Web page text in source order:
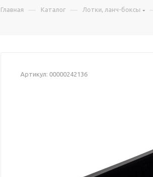
Главная — Каталог — Лотки, ланч-боксы
Артикул: 00000242136